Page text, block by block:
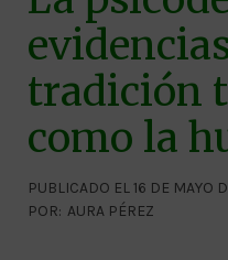
tradición
como la
PUBLICADO EL 16 DE MAYO
POR: AURA PÉREZ